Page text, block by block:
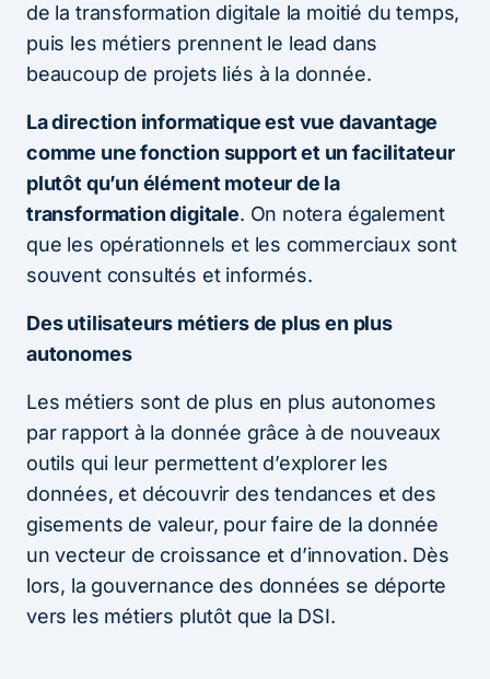
de la transformation digitale la moitié du temps,
puis les métiers prennent le lead dans
beaucoup de projets liés à la donnée.
La direction informatique est vue davantage
comme une fonction support et un facilitateur
plutôt qu’un élément moteur de la
transformation digitale. On notera également
que les opérationnels et les commerciaux sont
souvent consultés et informés.
Des utilisateurs métiers de plus en plus
autonomes
Les métiers sont de plus en plus autonomes
par rapport à la donnée grâce à de nouveaux
outils qui leur permettent d’explorer les
données, et découvrir des tendances et des
gisements de valeur, pour faire de la donnée
un vecteur de croissance et d’innovation. Dès
lors, la gouvernance des données se déporte
vers les métiers plutôt que la DSI.